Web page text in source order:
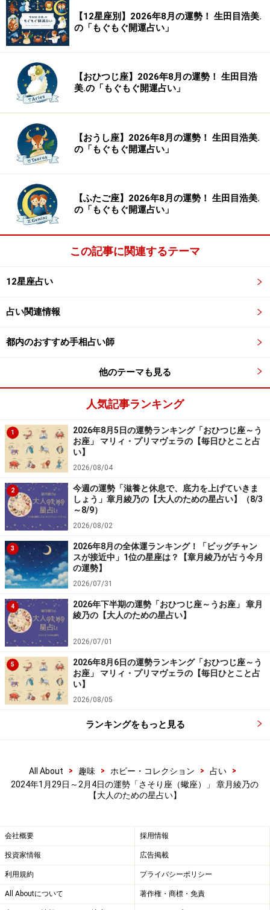
【12星座別】2026年8月の運勢！ 生田目浩美.
の「もぐもぐ開運占い」
【おひつじ座】2026年8月の運勢！ 生田目浩
美.の「もぐもぐ開運占い」
【おうし座】2026年8月の運勢！ 生田目浩美.
の「もぐもぐ開運占い」
【ふたご座】2026年8月の運勢！ 生田目浩美.
の「もぐもぐ開運占い」
この記事に関連するテーマ
12星座占い
占い関連情報
都内のおすすめ手相占い師
他のテーマも見る
人気記事ランキング
1
2026年8月5日の運勢ランキング「おひつじ座～う
お座」 マリィ・プリマヴェラの【毎日ひとこと占
い】
2026/08/04
2
今週の運勢「滋養と休息で、底力を上げていきま
しょう」章月綾乃の【大人のための星占い】（8/3
～8/9）
2026/08/02
3
2026年8月の全体運ランキング！「ビッグチャン
スが接近中」1位の星座は？【章月綾乃が占う今月
の運勢】
2026/07/31
4
2026年下半期の運勢「おひつじ座～うお座」 章月
綾乃の【大人のための星占い】
2026/07/01
5
2026年8月6日の運勢ランキング「おひつじ座～う
お座」 マリィ・プリマヴェラの【毎日ひとこと占
い】
2026/08/05
ランキングをもっと見る
All About > 趣味 > ホビー・コレクション > 占い
>
2024年1月29日～2月4日の運勢「さそり座（蠍座）」 章月綾乃の
【大人のための星占い】
会社概要 採用情報
投資家情報 広告掲載
利用規約 プライバシーポリシー
All Aboutについて 著作権・商標・免責